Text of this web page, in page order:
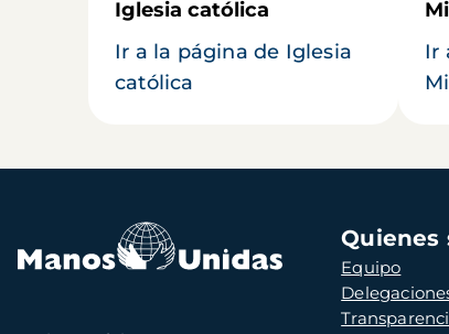
Iglesia católica
Ir a la página de Iglesia
católica
Ir
Navegación
principal
Quienes
Equipo